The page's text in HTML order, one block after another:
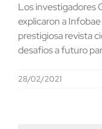
Los investigadores
explicaron a
prestigiosa revista
desafíos a futuro
28/02/2021